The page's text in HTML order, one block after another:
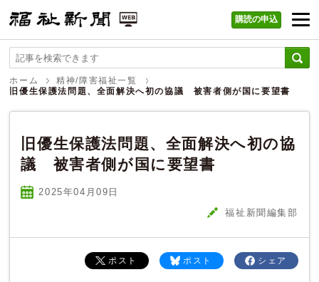
福祉新聞 WEB
購読の申込
ホーム
精神/障害福祉一覧
旧優生保護法問題、全面解決へ初の協議 被害者側が国に要望書
旧優生保護法問題、全面解決へ初の協
議 被害者側が国に要望書
2025年04 月09 日
福祉新聞編集部
シェア
ポスト
ポスト